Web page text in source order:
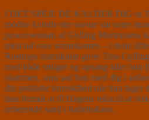
I DET SPEJL DE KALDER DIG er
modne kvinde der savner sin sorte
powerwoman af Gylling Mortensens
tekst ud over scenekanten – i dette
Rostrups instruktion giver Tina
med både smiger og opsang taler hun
skærmen, som sad hun med dig i
din politiske korrekthed når hun tager
hun formår at få Hagens tekst til at
irriterende sand i badebuksen.